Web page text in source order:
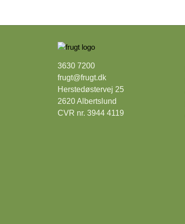
3630 7200
frugt@frugt.dk
Herstedøstervej 25
2620 Albertslund
CVR nr. 3944 4119